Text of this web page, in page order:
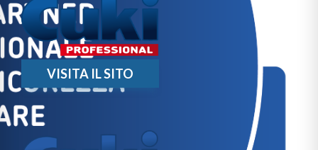
VISITA IL SITO